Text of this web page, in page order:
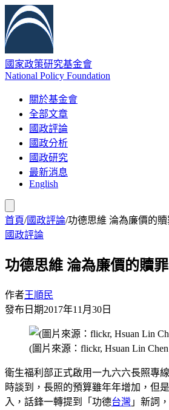
國家政策研究基金會
National Policy Foundation
關於基金會
全部文章
國政評論
國政分析
國政研究
最新消息
English
首頁/國政評論/功德思維 淪為廉價的
國政評論
功德思維 淪為廉價的贖
作者王順民
發布日期2017年11月30日
(圖片來源：flickr, Hsuan Lin
衛生福利部正式啟用一九六六長照專
時談到，長照的預算雖年年增加，但
入，話鋒一轉提到「功德台灣 」新詞